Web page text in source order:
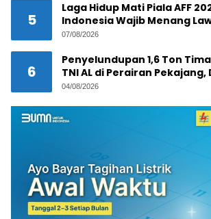
5
Laga Hidup Mati Piala AFF
Indonesia Wajib Menang
Demi Tiket Semifinal
07/08/2026
6
Penyelundupan 1,6 Ton
TNI AL di Perairan Pekajang,
Melibatkan Jaringan
04/08/2026